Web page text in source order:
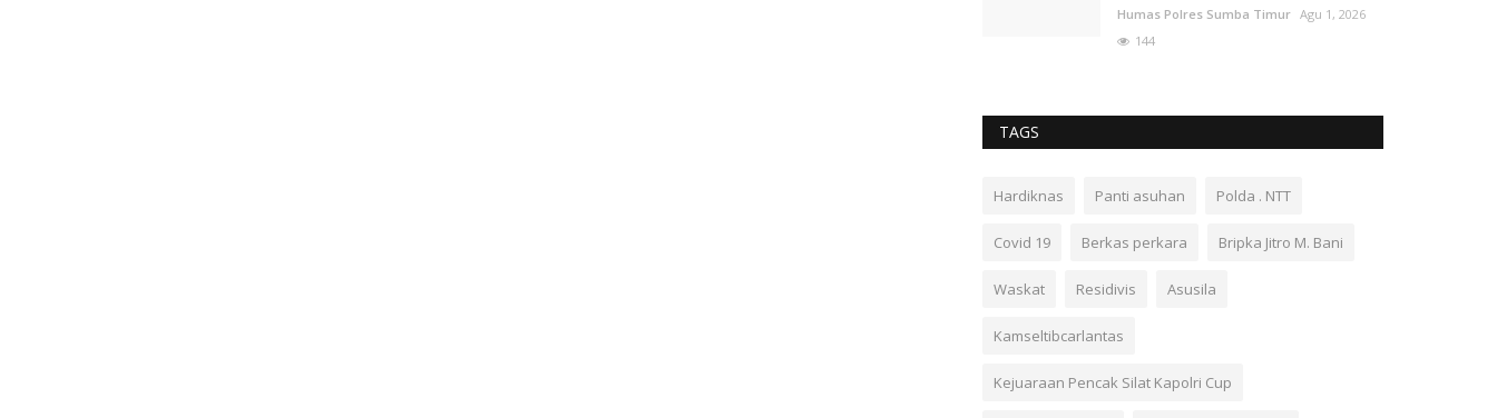
Humas Polres Sumba Timur Agu 1, 2026
144
TAGS
Hardiknas Panti asuhan Polda . NTT
Covid 19 Berkas perkara Bripka Jitro M. Bani
Waskat Residivis Asusila
Kamseltibcarlantas
Kejuaraan Pencak Silat Kapolri Cup